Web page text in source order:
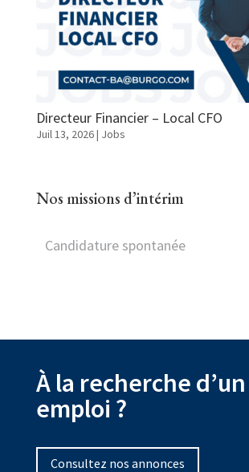
Directeur Financier – Local CFO
Juil 13, 2026| Jobs
Nos missions d’intérim
Candidature spontanée
À la recherche d’un
emploi ?
Consultez nos annonces